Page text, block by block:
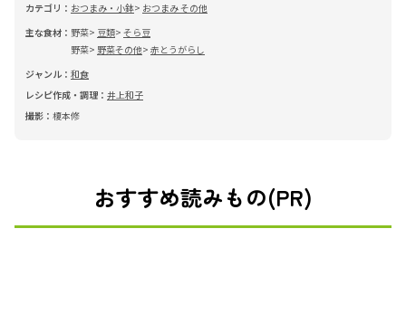
カテゴリ： おつまみ・小鉢
おつまみ その他
主な食材： 野菜 豆類 そら豆
野菜
野菜その他 赤とうがらし
ジャンル： 和食
レシピ作成・調理： 井上和子
撮影： 榎本修
おすすめ読みもの(PR)